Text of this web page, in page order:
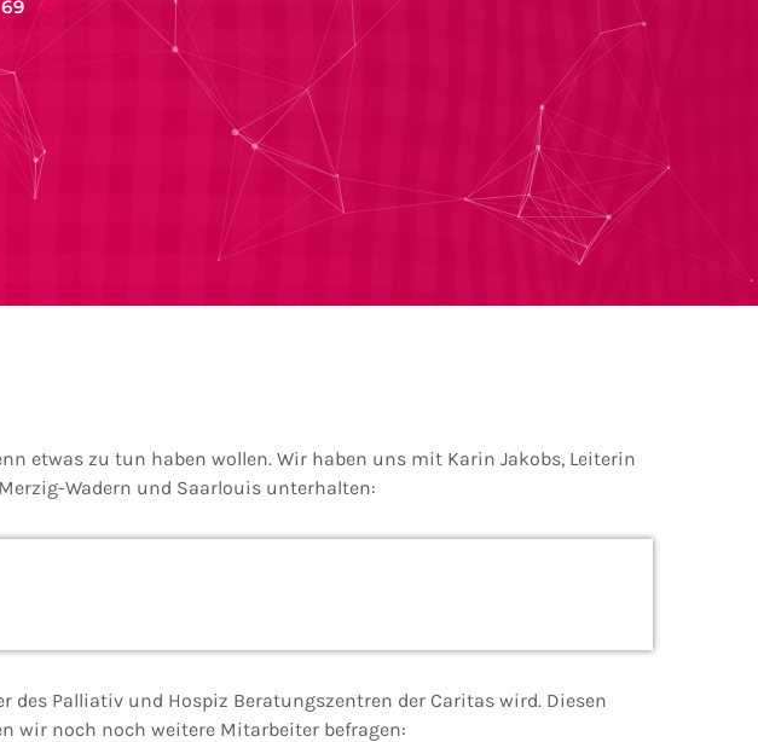
69
etwas zu tun haben wollen. Wir haben uns mit Karin Jakobs, Leiterin
Wadern und Saarlouis unterhalten:
Palliativ und Hospiz Beratungszentren der Caritas wird. Diesen
wir noch noch weitere Mitarbeiter befragen: